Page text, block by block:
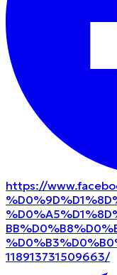
https://
118913731509663/